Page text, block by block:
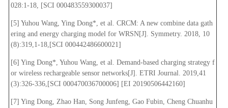
028:1-18, [SCI 000483559300037]
[5] Yuhou Wang, Ying Dong*, et al. CRCM: A new combine data gath
ering and energy charging model for WRSN[J]. Symmetry. 2018, 10
(8):319,1-18,[SCI 000442486600021]
[6] Ying Dong*, Yuhou Wang, et al. Demand-based charging strategy f
or wireless rechargeable sensor networks[J]. ETRI Journal. 2019,41
(3):326-336,[SCI 000470036700006] [EI 20190506442160]
[7] Ying Dong, Zhao Han, Song Junfeng, Gao Fubin, Cheng Chuanhu